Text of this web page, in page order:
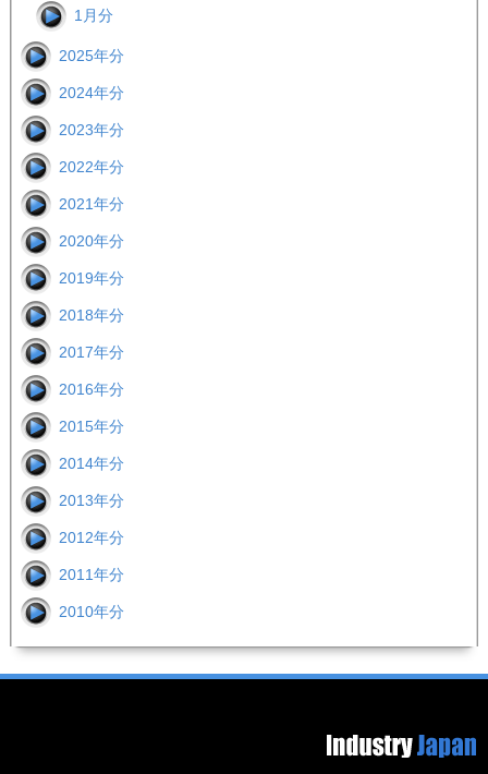
1月分
2025年分
2024年分
2023年分
2022年分
2021年分
2020年分
2019年分
2018年分
2017年分
2016年分
2015年分
2014年分
2013年分
2012年分
2011年分
2010年分